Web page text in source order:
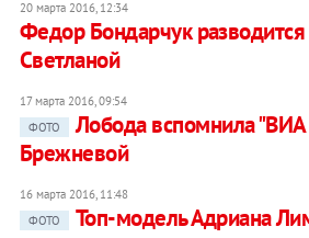
20 марта 2016, 12:34
Федор Бондарчук
Светланой
17 марта 2016, 09:54
ФОТО
Лобода вспомнила
Брежневой
16 марта 2016, 11:48
ФОТО
Топ-модель Адриана